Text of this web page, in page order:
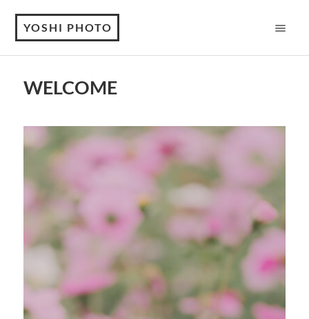
YOSHI PHOTO
WELCOME